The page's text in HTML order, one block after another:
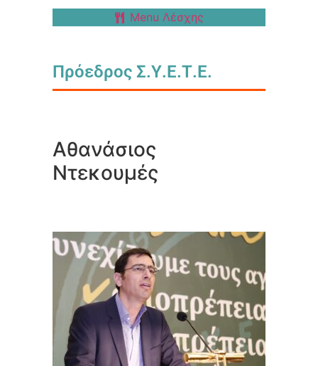
Menu Λέσχης
Πρόεδρος Σ.Υ.Ε.Τ.Ε.
Αθανάσιος
Ντεκουμές